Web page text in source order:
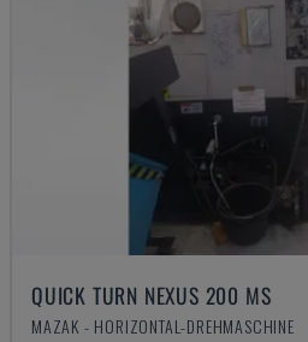
QUICK TURN NEXUS 200 MS
MAZAK - HORIZONTAL-DREHMASCHINE